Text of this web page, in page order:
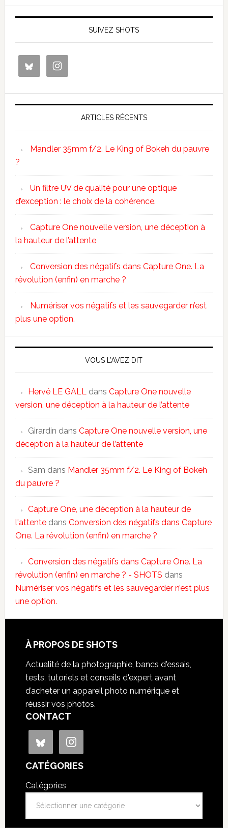
SUIVEZ SHOTS
ARTICLES RÉCENTS
Mandler 35mm f/2. Le King of Bokeh du pauvre
?
Un filtre UV de qualité pour une optique
d’exception : le choix de la cohérence.
Capture One nouvelle version, une déception à
la hauteur de l’attente
Conversion des négatifs dans Capture One. La
révolution (enfin) en marche ?
Numériser vos négatifs et les sauvegarder n’est
plus une option.
VOUS L’AVEZ DIT
Hervé LE GALL dans Capture One nouvelle
version, une déception à la hauteur de l’attente
Girardin dans Capture One nouvelle version, une
déception à la hauteur de l’attente
Sam dans Mandler 35mm f/2. Le King of Bokeh
du pauvre ?
Capture One, une déception à la hauteur de
l'attentedans Conversion des négatifs dans Capture
One. La révolution (enfin) en marche ?
Conversion des négatifs dans Capture One. La
révolution (enfin) en marche ? - SHOTS dans
Numériser vos négatifs et les sauvegarder n’est plus
une option.
À PROPOS DE SHOTS
Actualité de la photographie, bancs d'essais,
tests, tutoriels et conseils d'expert avant
d’acheter un appareil photo numérique et
réussir vos photos.
CONTACT
CATÉGORIES
Catégories